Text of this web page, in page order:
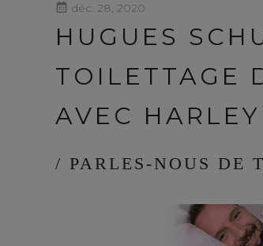
déc. 28, 2020
HUGUES
TOILETTAGE
AVEC
/ PARLES-NOUS DE